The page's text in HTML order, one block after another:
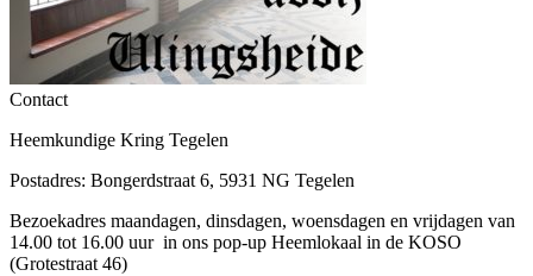
Contact
Heemkundige Kring Tegelen
Postadres: Bongerdstraat 6, 5931 NG Tegelen
Bezoekadres maandagen, dinsdagen, woensdagen en vrijdagen van
14.00 tot 16.00 uur in ons pop-up Heemlokaal in de KOSO
(Grotestraat 46)